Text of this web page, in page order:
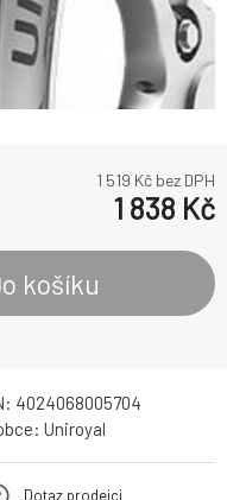
1 519 Kč bez DPH
1 838 Kč
košíku
4024068005704
Uniroyal
Dotaz prodejci